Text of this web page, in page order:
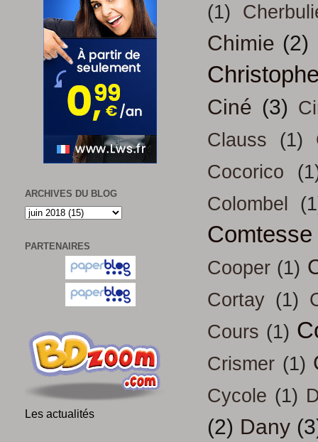
(1)
Chimie (2)
Ciné (3)
Clauss
(1)
Cocorico
Colombel
Cooper (1)
Cortay (1)
Cours (1)
Crismer (1)
Cycole (1)
(2) Dany
ARCHIVES DU BLOG
PARTENAIRES
Les actualités